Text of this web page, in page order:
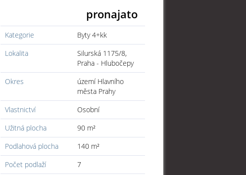
pronajato
Kategorie
Byty 4+kk
Lokalita
Silurská 1175/8,
Praha - Hlubočepy
Okres
území Hlavního
města Prahy
Vlastnictví
Osobní
Užitná plocha
90 m²
Podlahová plocha
140 m²
Počet podlaží
7